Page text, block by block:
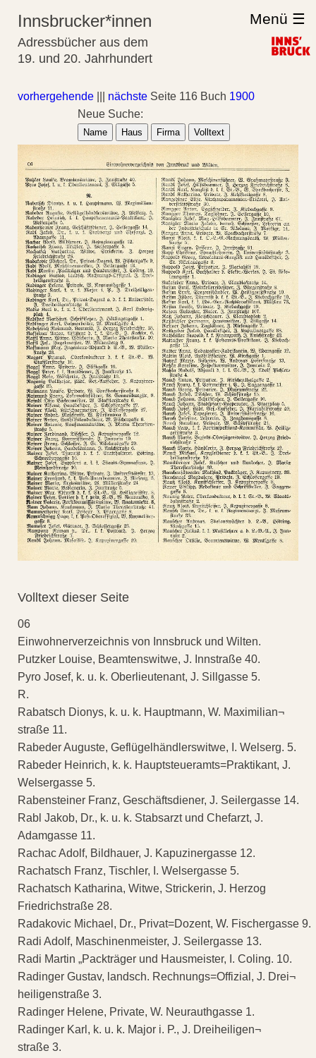
Innsbrucker*innen
Adressbücher aus dem
19. und 20. Jahrhundert
Menü ☰
vorhergehende nächste Seite 116 Buch 1900
Neue Suche:
Name Haus Firma Volltext
Volltext dieser Seite
06
Einwohnerverzeichnis von Innsbruck und Wilten.
Putzker Louise, Beamtenswitwe, J. Innstraße 40.
Pyro Josef, k. u. k. Oberlieutenant, J. Sillgasse 5.
R.
Rabatsch Dionys, k. u. k. Hauptmann, W. Maximilian¬
straße 11.
Rabeder Auguste, Geflügelhändlerswitwe, I. Welserg. 5.
Rabeder Heinrich, k. k. Hauptsteueramts=Praktikant, J.
Welsergasse 5.
Rabensteiner Franz, Geschäftsdiener, J. Seilergasse 14.
Rabl Jakob, Dr., k. u. k. Stabsarzt und Chefarzt, J.
Adamgasse 11.
Rachac Adolf, Bildhauer, J. Kapuzinergasse 12.
Rachatsch Franz, Tischler, I. Welsergasse 5.
Rachatsch Katharina, Witwe, Strickerin, J. Herzog
Friedrichstraße 28.
Radakovic Michael, Dr., Privat=Dozent, W. Fischergasse 9.
Radi Adolf, Maschinenmeister, J. Seilergasse 13.
Radi Martin „Packträger und Hausmeister, I. Coling. 10.
Radinger Gustav, landsch. Rechnungs=Offizial, J. Drei¬
heiligenstraße 3.
Radinger Helene, Private, W. Neurauthgasse 1.
Radinger Karl, k. u. k. Major i. P., J. Dreiheiligen¬
straße 3.